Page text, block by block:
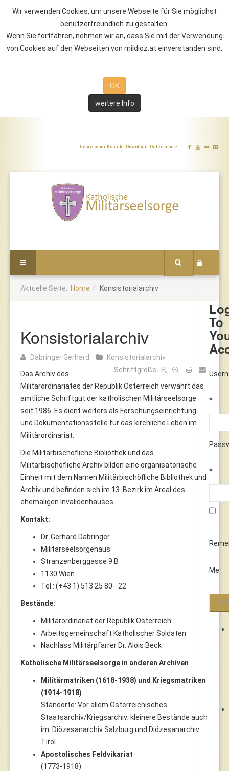
Wir verwenden Cookies, um unsere Webseite für Sie möglichst
benutzerfreundlich zu gestalten.
Wenn Sie fortfahren, nehmen wir an, dass Sie mit der Verwendung
von Cookies auf den Webseiten von mildioz.at einverstanden sind.
OK
weitere Info
Impressum Kontakt Download Datenschutz
To
*
*
Me
Aktuelle Seite: Home Konsistorialarchiv
Konsistorialarchiv
Dabringer Gerhard
Konsistorialarchiv
Schriftgröße
Das Archiv des
Militärordinariates der Republik Österreich verwahrt das
amtliche Schriftgut der katholischen Militärseelsorge
seit 1986. Es dient weiters als Forschungseinrichtung
und Dokumentationsstelle für das kirchliche Leben im
Militärordinariat.
Die Militärbischöfliche Bibliothek und das
Militärbischöfliche Archiv bilden eine organisatorische
Einheit mit dem Namen Militärbischöfliche Bibliothek und
Archiv und befinden sich im 13. Bezirk im Areal des
ehemaligen Invalidenhauses.
Kontakt:
Dr. Gerhard Dabringer
Militärseelsorgehaus
Stranzenberggasse 9 B
1130 Wien
Tel.: (+43 1) 513 25 80 - 22
Bestände:
Militärordinariat der Republik Österreich
Arbeitsgemeinschaft Katholischer Soldaten
Nachlass Militärpfarrer Dr. Alois Beck
Katholische Militärseelsorge in anderen Archiven
Militärmatriken (1618-1938) und Kriegsmatriken
(1914-1918)
Standorte: Vor allem Österreichisches
Staatsarchiv/Kriegsarchiv; kleinere Bestände auch
im: Diözesanarchiv Salzburg und Diözesanarchiv
Tirol
Apostolisches Feldvikariat
(1773-1918)